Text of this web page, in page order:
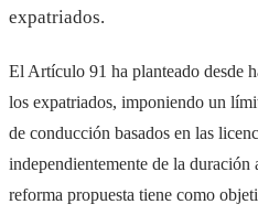
expatriados.
El Artículo 91 ha planteado desde
los expatriados, imponiendo un
de conducción basados en las
independientemente de la duración
reforma propuesta tiene como